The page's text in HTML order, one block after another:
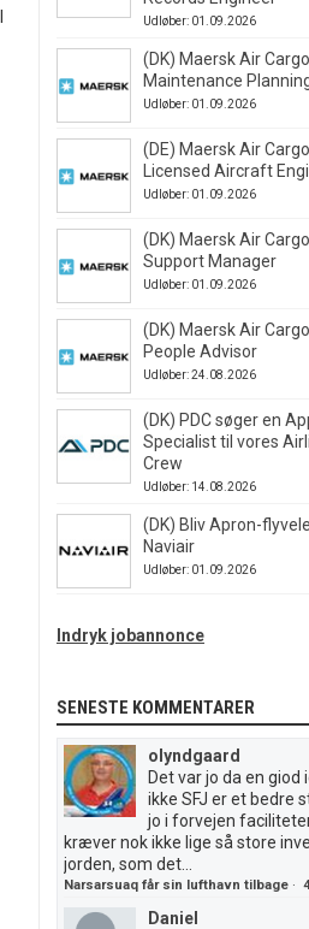
Udløber: 01.09.2026
(DK) Maersk Air
Maintenance
Udløber: 01.09.2026
(DE) Maersk Air
Licensed Aircraft
Udløber: 01.09.2026
(DK) Maersk Air
Support Manager
Udløber: 01.09.2026
(DK) Maersk Air
People Advisor
Udløber: 24.08.2026
(DK) PDC søger en
Specialist til vores
Crew
Udløber: 14.08.2026
(DK) Bliv Apron-
Naviair
Udløber: 01.09.2026
Indryk jobannonce
SENESTE KOMMENTARER
olyndgaard
Det var jo da en giod
ikke SFJ er et bedre
jo i forvejen
kræver nok ikke lige så store
jorden, som det...
Narsarsuaq får sin lufthavn tilbage ·
Daniel